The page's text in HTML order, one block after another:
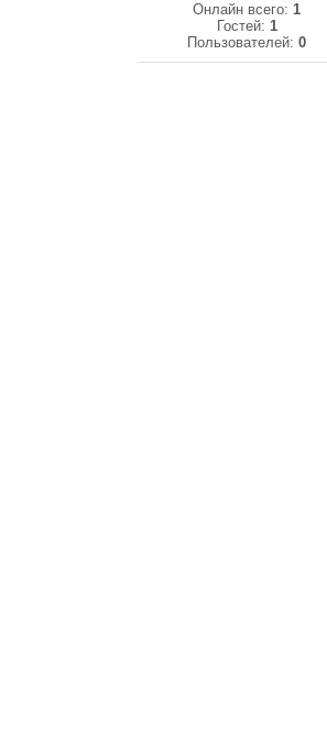
Онлайн всего: 1
Гостей: 1
Пользователей: 0